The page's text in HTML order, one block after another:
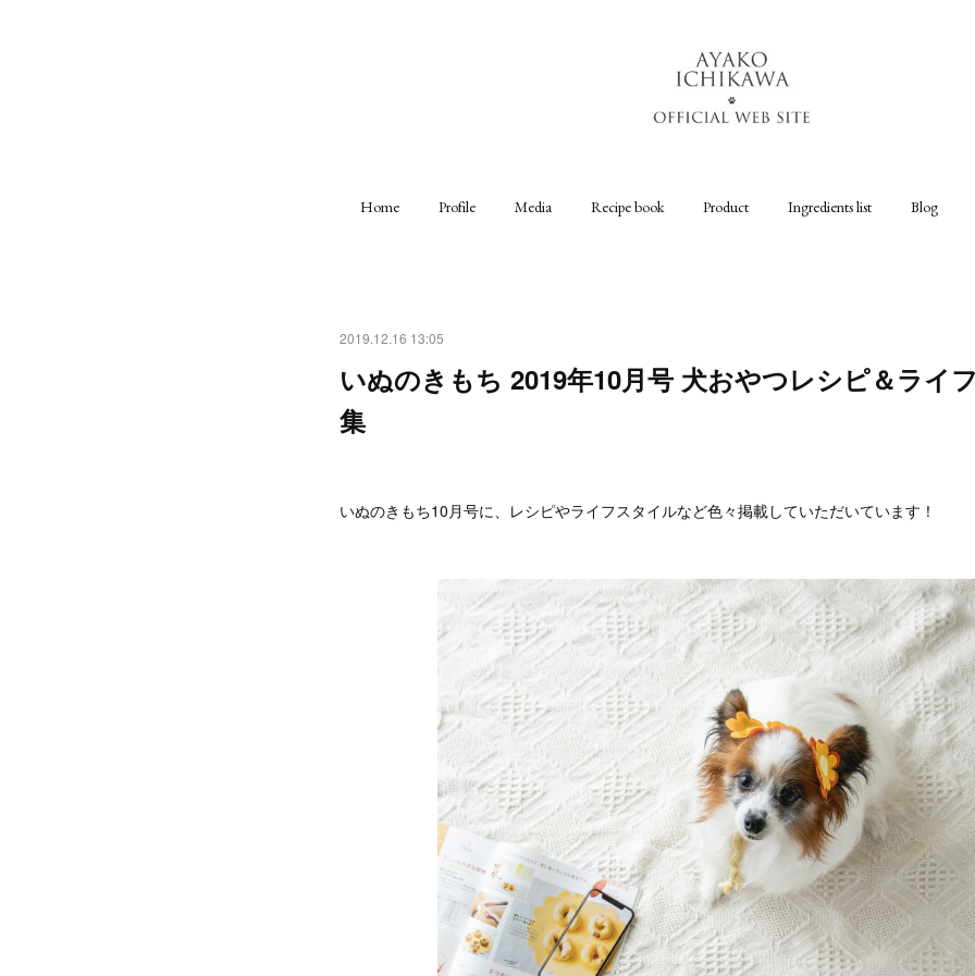
Home Profile Media Recipe book Product Ingredients list Blog
2019.12.16 13:05
いぬのきもち 2019年10月号 犬おやつレシピ＆ライ
集
いぬのきもち10月号に、レシピやライフスタイルなど色々掲載していただいています！